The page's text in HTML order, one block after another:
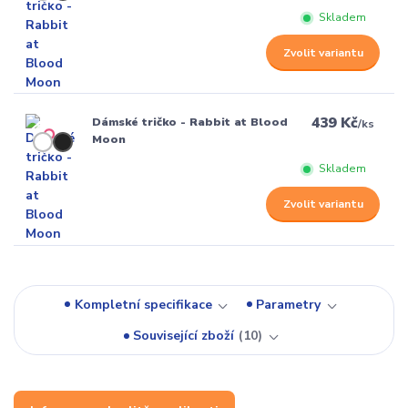
Skladem
Zvolit variantu
Dámské tričko - Rabbit at Blood
Moon
439 Kč/ks
Skladem
Zvolit variantu
Kompletní specifikace
Parametry
Související zboží
10